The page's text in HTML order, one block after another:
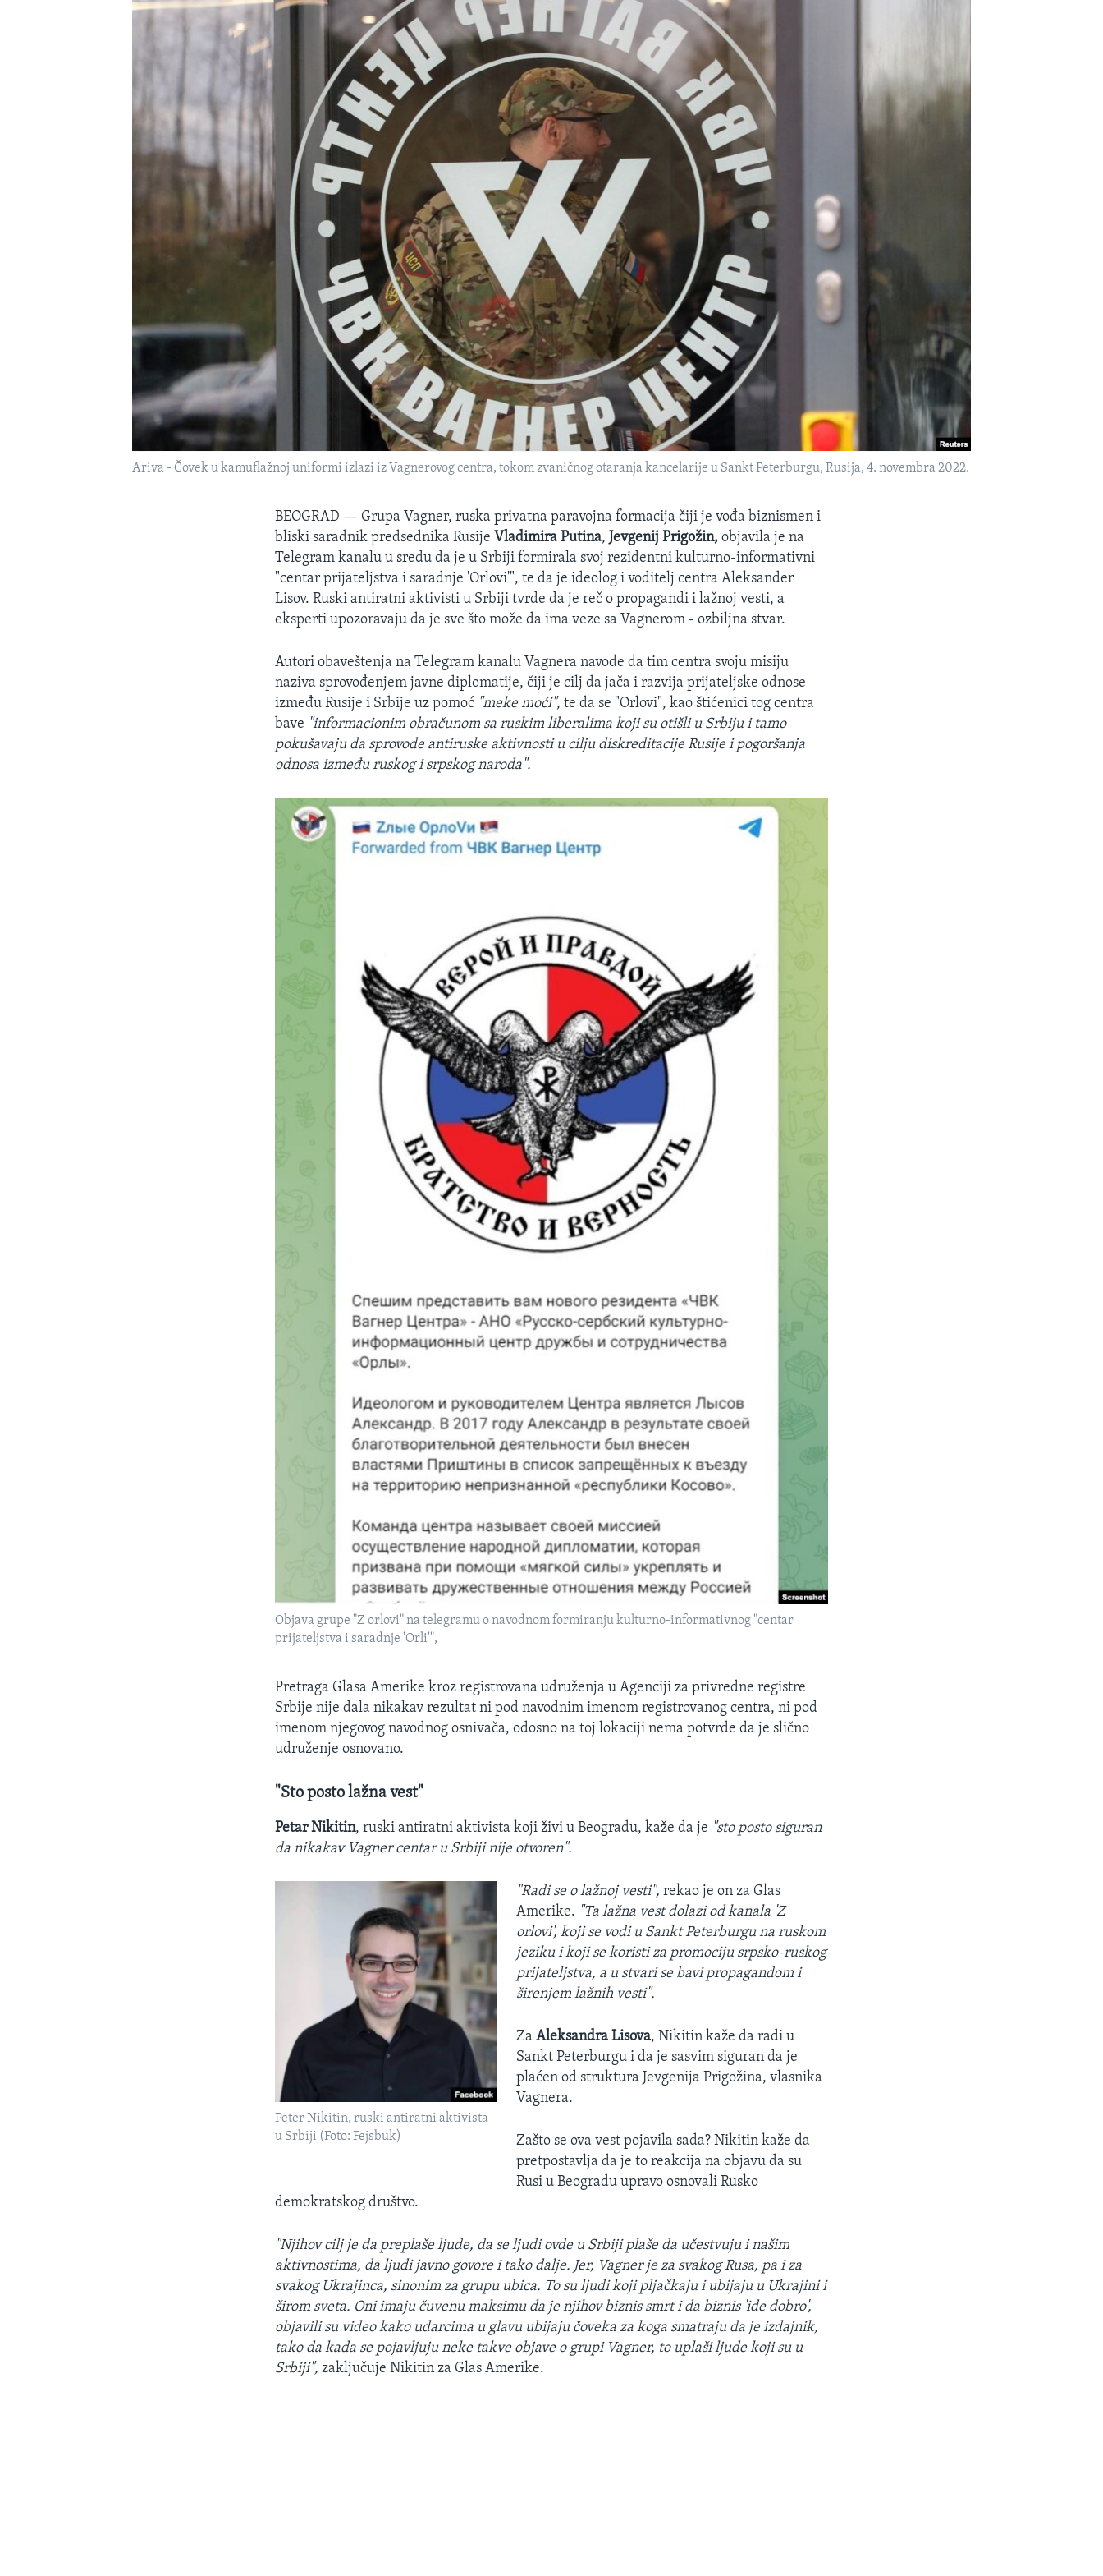
Ariva - Čovek u kamuflažnoj uniformi izlazi iz Vagnerovog centra, tokom zvaničnog otaranja kancelarije u Sankt Peterburgu, Rusija, 4. novembra 2022.
BEOGRAD — Grupa Vagner, ruska privatna paravojna formacija čiji je vođa biznismen i
bliski saradnik predsednika Rusije Vladimira Putina, Jevgenij Prigožin, objavila je na
Telegram kanalu u sredu da je u Srbiji formirala svoj rezidentni kulturno-informativni
"centar prijateljstva i saradnje 'Orlovi'", te da je ideolog i voditelj centra Aleksander
Lisov. Ruski antiratni aktivisti u Srbiji tvrde da je reč o propagandi i lažnoj vesti, a
eksperti upozoravaju da je sve što može da ima veze sa Vagnerom - ozbiljna stvar.
Autori obaveštenja na Telegram kanalu Vagnera navode da tim centra svoju misiju
naziva sprovođenjem javne diplomatije, čiji je cilj da jača i razvija prijateljske odnose
između Rusije i Srbije uz pomoć "meke moći", te da se "Orlovi", kao štićenici tog centra
bave "informacionim obračunom sa ruskim liberalima koji su otišli u Srbiju i tamo
pokušavaju da sprovode antiruske aktivnosti u cilju diskreditacije Rusije i pogoršanja
odnosa između ruskog i srpskog naroda".
Objava grupe "Z orlovi" na telegramu o navodnom formiranju kulturno-informativnog "centar
prijateljstva i saradnje 'Orli'",
Pretraga Glasa Amerike kroz registrovana udruženja u Agenciji za privredne registre
Srbije nije dala nikakav rezultat ni pod navodnim imenom registrovanog centra, ni pod
imenom njegovog navodnog osnivača, odosno na toj lokaciji nema potvrde da je slično
udruženje osnovano.
"Sto posto lažna vest"
Petar Nikitin, ruski antiratni aktivista koji živi u Beogradu, kaže da je "sto posto siguran
da nikakav Vagner centar u Srbiji nije otvoren".
Peter Nikitin, ruski antiratni aktivista
u Srbiji (Foto: Fejsbuk)
"Radi se o lažnoj vesti", rekao je on za Glas
Amerike. "Ta lažna vest dolazi od kanala 'Z
orlovi', koji se vodi u Sankt Peterburgu na ruskom
jeziku i koji se koristi za promociju srpsko-ruskog
prijateljstva, a u stvari se bavi propagandom i
širenjem lažnih vesti".
Za Aleksandra Lisova, Nikitin kaže da radi u
Sankt Peterburgu i da je sasvim siguran da je
plaćen od struktura Jevgenija Prigožina, vlasnika
Vagnera.
Zašto se ova vest pojavila sada? Nikitin kaže da
pretpostavlja da je to reakcija na objavu da su
Rusi u Beogradu upravo osnovali Rusko
demokratskog društvo.
"Njihov cilj je da preplaše ljude, da se ljudi ovde u Srbiji plaše da učestvuju i našim
aktivnostima, da ljudi javno govore i tako dalje. Jer, Vagner je za svakog Rusa, pa i za
svakog Ukrajinca, sinonim za grupu ubica. To su ljudi koji pljačkaju i ubijaju u Ukrajini i
širom sveta. Oni imaju čuvenu maksimu da je njihov biznis smrt i da biznis 'ide dobro',
objavili su video kako udarcima u glavu ubijaju čoveka za koga smatraju da je izdajnik,
tako da kada se pojavljuju neke takve objave o grupi Vagner, to uplaši ljude koji su u
Srbiji", zaključuje Nikitin za Glas Amerike.